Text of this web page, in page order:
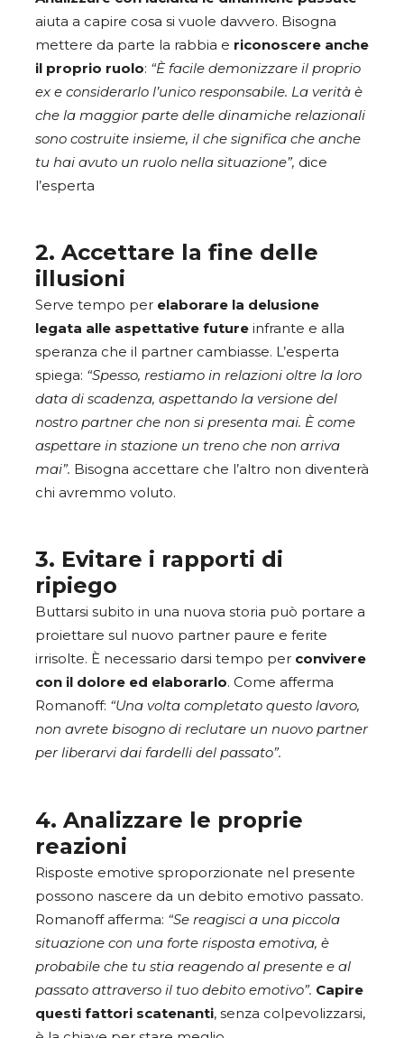
aiuta a capire cosa si vuole davvero. Bisogna
mettere da parte la rabbia e riconoscere anche
il proprio ruolo: “È facile demonizzare il proprio
ex e considerarlo l’unico responsabile. La verità è
che la maggior parte delle dinamiche relazionali
sono costruite insieme, il che significa che anche
tu hai avuto un ruolo nella situazione”, dice
l’esperta
2. Accettare la fine delle
illusioni
Serve tempo per elaborare la delusione
legata alle aspettative future infrante e alla
speranza che il partner cambiasse. L’esperta
spiega: “Spesso, restiamo in relazioni oltre la loro
data di scadenza, aspettando la versione del
nostro partner che non si presenta mai. È come
aspettare in stazione un treno che non arriva
mai”. Bisogna accettare che l’altro non diventerà
chi avremmo voluto.
3. Evitare i rapporti di
ripiego
Buttarsi subito in una nuova storia può portare a
proiettare sul nuovo partner paure e ferite
irrisolte. È necessario darsi tempo per convivere
con il dolore ed elaborarlo. Come afferma
Romanoff: “Una volta completato questo lavoro,
non avrete bisogno di reclutare un nuovo partner
per liberarvi dai fardelli del passato”.
4. Analizzare le proprie
reazioni
Risposte emotive sproporzionate nel presente
possono nascere da un debito emotivo passato.
Romanoff afferma: “Se reagisci a una piccola
situazione con una forte risposta emotiva, è
probabile che tu stia reagendo al presente e al
passato attraverso il tuo debito emotivo”. Capire
questi fattori scatenanti, senza colpevolizzarsi,